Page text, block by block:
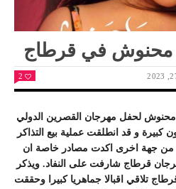
محنوش في قرطاج
2
لحفل مهرجان القصرين الدولي
كبيرة و قد انطلقت عملية بيع التذاكر
من جهة اخرى اكدت مصادر خاصة ان
قرطاج شارفت على النفاد. ويذكر
تلاقي اقبالا جماهريا كبيرا وحققت